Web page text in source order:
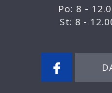
Po: 8 -
St: 8 -